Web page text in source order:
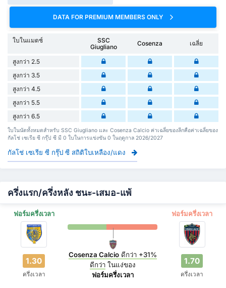
DATA FOR PREMIUM MEMBERS ONLY
ใบในแมตช์
SSC
Giugliano
Cosenza เฉลี่ย
สูงกว่า 2.5
สูงกว่า 3.5
สูงกว่า 4.5
สูงกว่า 5.5
สูงกว่า 6.5
ใบในนัดทั้งหมดสำหรับ SSC Giugliano และ Cosenza Calcio ค่าเฉลี่ยของลีกคือค่าเฉลี่ยของ
กัลโช่ เซเรีย ซี กรุ๊ป ซี มี 0 ใบในการแข่งขัน 0 ในฤดูกาล 2026/2027
กัลโช่ เซเรีย ซี กรุ๊ป ซี สถิติใบเหลือง/แดง
ครึ่งแรก/ครึ่งหลัง ชนะ-เสมอ-แพ้
ฟอร์มครึ่งเวลา ฟอร์มครึ่งเวลา
1.30
ครึ่งเวลา
Cosenza Calcio ดีกว่า +31%
ดีกว่า ในแง่ของ
ฟอร์มครึ่งเวลา
1.70
ครึ่งเวลา